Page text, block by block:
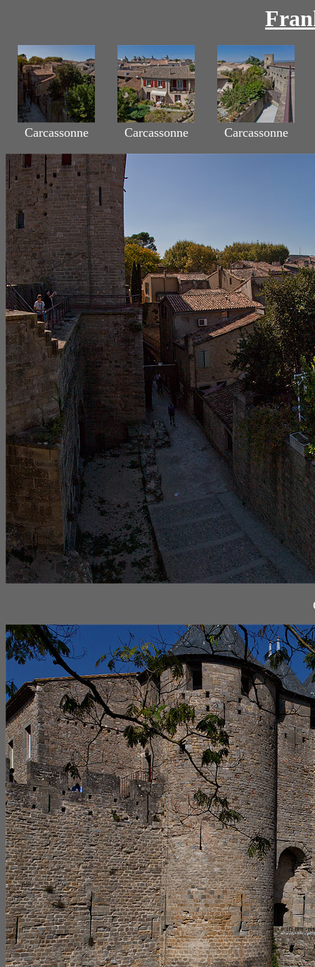
Carcassonne Carcassonne Carcassonne